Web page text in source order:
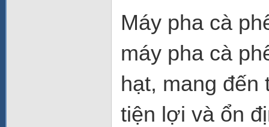
Máy pha cà
máy pha cà
hạt, mang đến
tiện lợi và ổn